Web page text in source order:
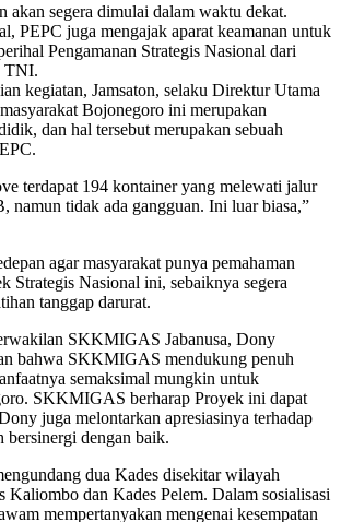
akan segera dimulai dalam waktu dekat.
PEPC juga mengajak aparat keamanan untuk
Pengamanan Strategis Nasional dari
TNI.
kegiatan, Jamsaton, selaku Direktur Utama
Bojonegoro ini merupakan
dan hal tersebut merupakan sebuah
terdapat 194 kontainer yang melewati jalur
namun tidak ada gangguan. Ini luar biasa,”
agar masyarakat punya pemahaman
Strategis Nasional ini, sebaiknya segera
tanggap darurat.
SKKMIGAS Jabanusa, Dony
bahwa SKKMIGAS mendukung penuh
semaksimal mungkin untuk
SKKMIGAS berharap Proyek ini dapat
juga melontarkan apresiasinya terhadap
bersinergi dengan baik.
dua Kades disekitar wilayah
Kaliombo dan Kades Pelem. Dalam sosialisasi
mempertanyakan mengenai kesempatan